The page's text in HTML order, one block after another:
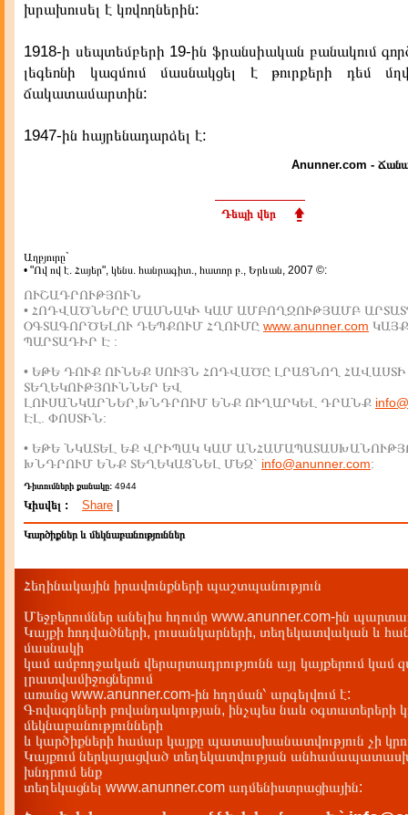
խրախուսել է կռվողներին:
1918-ի սեպտեմբերի 19-ին ֆրանսիական բանակում
լեգեոնի կազմում մասնակցել է թուրքերի դեմ
ճակատամարտին:
1947-ին հայրենադարձել է:
Anunner.com -
Դեպի վեր
Աղբյուրը`
• "Ով ով է. Հայեր", կենս. հանրագիտ., հատոր բ., Երևան, 2007 ©:
ՈՒՇԱԴՐՈՒԹՅՈՒՆ
• ՀՈԴՎԱԾՆԵՐԸ ՄԱՍՆԱԿԻ ԿԱՄ ԱՄԲՈՂՋՈՒԹՅԱՄԲ
ՕԳՏԱԳՈՐԾԵԼՈՒ ԴԵՊՔՈՒՄ ՀՂՈՒՄԸ www.anunner.com
ՊԱՐՏԱԴԻՐ Է :
• ԵԹԵ ԴՈՒՔ ՈՒՆԵՔ ՍՈՒՅՆ ՀՈԴՎԱԾԸ ԼՐԱՑՆՈՂ ՀԱՎԱՍՏԻ
ՏԵՂԵԿՈՒԹՅՈՒՆՆԵՐ ԵՎ
ԼՈՒՍԱՆԿԱՐՆԵՐ,ԽՆԴՐՈՒՄ ԵՆՔ ՈՒՂԱՐԿԵԼ ԴՐԱՆՔ
ԷԼ. ՓՈՍՏԻՆ:
• ԵԹԵ ՆԿԱՏԵԼ ԵՔ ՎՐԻՊԱԿ ԿԱՄ
ԽՆԴՐՈՒՄ ԵՆՔ ՏԵՂԵԿԱՑՆԵԼ ՄԵԶ` info@anunner.com:
Դիտումների քանակը: 4944
Կիսվել : Share
Կարծիքներ և մեկնաբանություններ
Հեղինակային իրավունքների պաշտպանություն
Մեջբերումներ անելիս հղումը www.anunner.com-ին
Կայքի հոդվածների, լուսանկարների, տեղեկատվական և
մասնակի
կամ ամբողջական վերարտադրությունն այլ կայքերում կամ
լրատվամիջոցներում
առանց www.anunner.com-ին հղղման՝ արգելվում է:
Գովազդների բովանդակության, ինչպես նաև օգտատերերի
մեկնաբանությունների
և կարծիքների համար կայքը պատասխանատվություն չի
Կայքում ներկայացված տեղեկատվության
խնդրում ենք
տեղեկացնել www.anunner.com ադմենիստրացիային: